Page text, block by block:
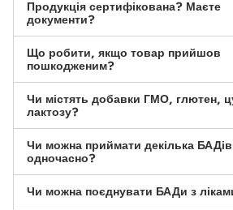
Продукція сертифікована? Маєте
документи?
Що робити, якщо товар прийшов
пошкодженим?
Чи містять добавки ГМО, глютен,
лактозу?
Чи можна приймати декілька БАДів
одночасно?
Чи можна поєднувати БАДи з